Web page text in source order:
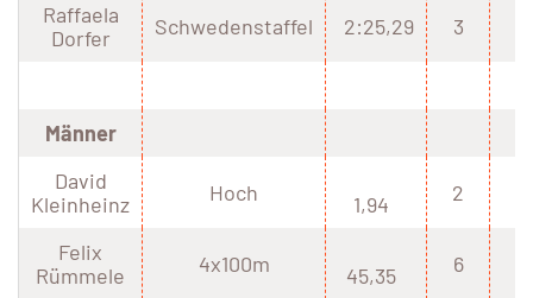
Raffaela
Dorfer
Schwedenstaffel 2:25,29 3
Männer
David
Kleinheinz
Hoch 1,94 2
Felix
Rümmele
4x100m 45,35 6